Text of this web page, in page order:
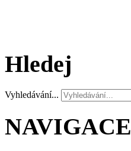
Hledej
Vyhledávání...
NAVIGACE